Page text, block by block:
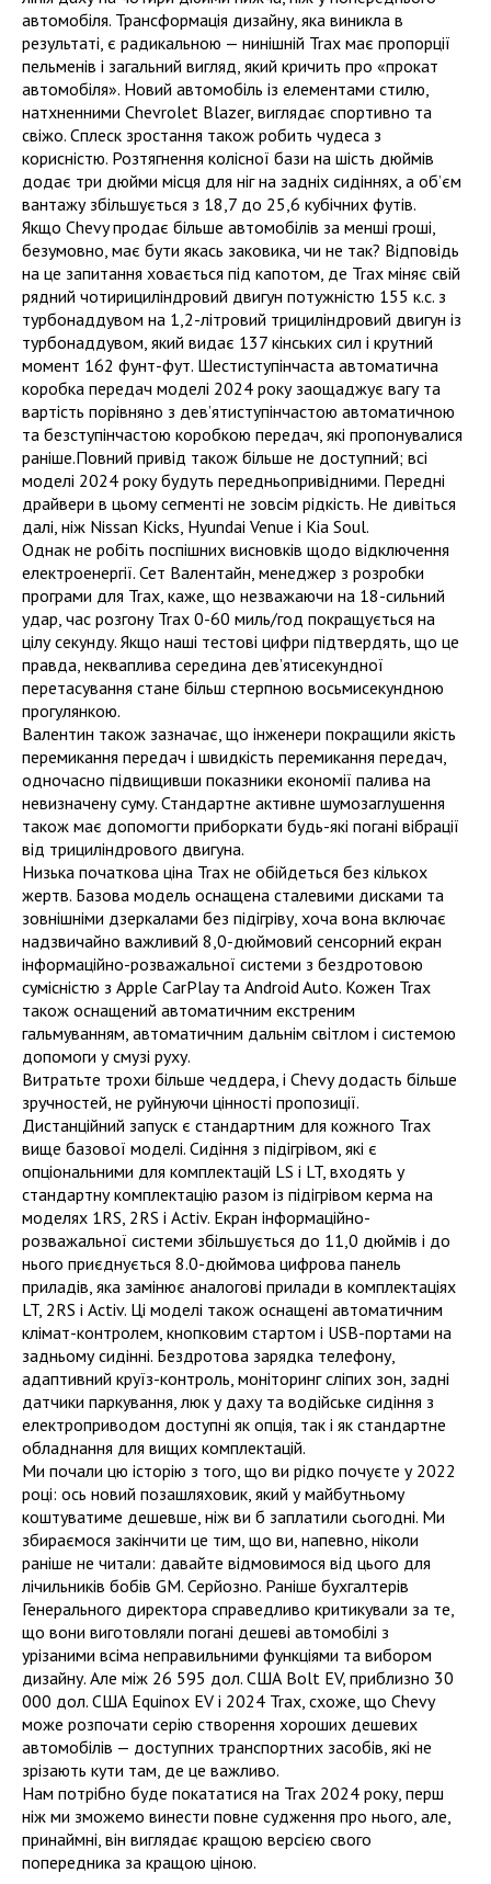
автомобіля. Трансформація дизайну, яка виникла в
результаті, є радикальною — нинішній Trax має пропорції
пельменів і загальний вигляд, який кричить про «прокат
автомобіля». Новий автомобіль із елементами стилю,
натхненними Chevrolet Blazer, виглядає спортивно та
свіжо. Сплеск зростання також робить чудеса з
корисністю. Розтягнення колісної бази на шість дюймів
додає три дюйми місця для ніг на задніх сидіннях, а об’єм
вантажу збільшується з 18,7 до 25,6 кубічних футів.
Якщо Chevy продає більше автомобілів за менші гроші,
безумовно, має бути якась заковика, чи не так? Відповідь
на це запитання ховається під капотом, де Trax міняє свій
рядний чотирициліндровий двигун потужністю 155 к.с. з
турбонаддувом на 1,2-літровий трициліндровий двигун із
турбонаддувом, який видає 137 кінських сил і крутний
момент 162 фунт-фут. Шестиступінчаста автоматична
коробка передач моделі 2024 року заощаджує вагу та
вартість порівняно з дев’ятиступінчастою автоматичною
та безступінчастою коробкою передач, які пропонувалися
раніше.Повний привід також більше не доступний; всі
моделі 2024 року будуть передньопривідними. Передні
драйвери в цьому сегменті не зовсім рідкість. Не дивіться
далі, ніж Nissan Kicks, Hyundai Venue і Kia Soul.
Однак не робіть поспішних висновків щодо відключення
електроенергії. Сет Валентайн, менеджер з розробки
програми для Trax, каже, що незважаючи на 18-сильний
удар, час розгону Trax 0-60 миль/год покращується на
цілу секунду. Якщо наші тестові цифри підтвердять, що це
правда, некваплива середина дев’ятисекундної
перетасування стане більш стерпною восьмисекундною
прогулянкою.
Валентин також зазначає, що інженери покращили якість
перемикання передач і швидкість перемикання передач,
одночасно підвищивши показники економії палива на
невизначену суму. Стандартне активне шумозаглушення
також має допомогти приборкати будь-які погані вібрації
від трициліндрового двигуна.
Низька початкова ціна Trax не обійдеться без кількох
жертв. Базова модель оснащена сталевими дисками та
зовнішніми дзеркалами без підігріву, хоча вона включає
надзвичайно важливий 8,0-дюймовий сенсорний екран
інформаційно-розважальної системи з бездротовою
сумісністю з Apple CarPlay та Android Auto. Кожен Trax
також оснащений автоматичним екстреним
гальмуванням, автоматичним дальнім світлом і системою
допомоги у смузі руху.
Витратьте трохи більше чеддера, і Chevy додасть більше
зручностей, не руйнуючи цінності пропозиції.
Дистанційний запуск є стандартним для кожного Trax
вище базової моделі. Сидіння з підігрівом, які є
опціональними для комплектацій LS і LT, входять у
стандартну комплектацію разом із підігрівом керма на
моделях 1RS, 2RS і Activ. Екран інформаційно-
розважальної системи збільшується до 11,0 дюймів і до
нього приєднується 8.0-дюймова цифрова панель
приладів, яка замінює аналогові прилади в комплектаціях
LT, 2RS і Activ. Ці моделі також оснащені автоматичним
клімат-контролем, кнопковим стартом і USB-портами на
задньому сидінні. Бездротова зарядка телефону,
адаптивний круїз-контроль, моніторинг сліпих зон, задні
датчики паркування, люк у даху та водійське сидіння з
електроприводом доступні як опція, так і як стандартне
обладнання для вищих комплектацій.
Ми почали цю історію з того, що ви рідко почуєте у 2022
році: ось новий позашляховик, який у майбутньому
коштуватиме дешевше, ніж ви б заплатили сьогодні. Ми
збираємося закінчити це тим, що ви, напевно, ніколи
раніше не читали: давайте відмовимося від цього для
лічильників бобів GM. Серйозно. Раніше бухгалтерів
Генерального директора справедливо критикували за те,
що вони виготовляли погані дешеві автомобілі з
урізаними всіма неправильними функціями та вибором
дизайну. Але між 26 595 дол. США Bolt EV, приблизно 30
000 дол. США Equinox EV і 2024 Trax, схоже, що Chevy
може розпочати серію створення хороших дешевих
автомобілів — доступних транспортних засобів, які не
зрізають кути там, де це важливо.
Нам потрібно буде покататися на Trax 2024 року, перш
ніж ми зможемо винести повне судження про нього, але,
принаймні, він виглядає кращою версією свого
попередника за кращою ціною.